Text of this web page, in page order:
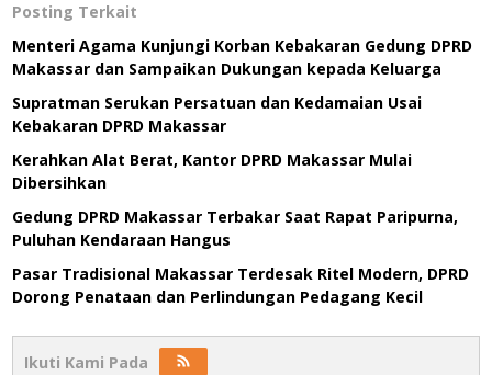
Posting Terkait
Menteri Agama Kunjungi Korban Kebakaran Gedung DPRD
Makassar dan Sampaikan Dukungan kepada Keluarga
Supratman Serukan Persatuan dan Kedamaian Usai
Kebakaran DPRD Makassar
Kerahkan Alat Berat, Kantor DPRD Makassar Mulai
Dibersihkan
Gedung DPRD Makassar Terbakar Saat Rapat Paripurna,
Puluhan Kendaraan Hangus
Pasar Tradisional Makassar Terdesak Ritel Modern, DPRD
Dorong Penataan dan Perlindungan Pedagang Kecil
Ikuti Kami Pada